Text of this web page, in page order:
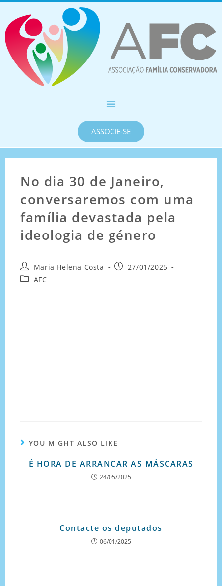
ASSOCIE-SE
No dia 30 de Janeiro,
conversaremos com uma
família devastada pela
ideologia de género
Maria Helena Costa
27/01/2025
AFC
YOU MIGHT ALSO LIKE
É HORA DE ARRANCAR AS MÁSCARAS
24/05/2025
Contacte os deputados
06/01/2025